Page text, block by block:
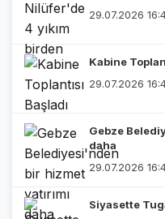
29.07.2026
Kabine
29.07.2026
Gebze
daha
29.07.2026
Siyasette